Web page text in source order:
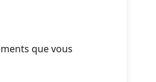
que vous